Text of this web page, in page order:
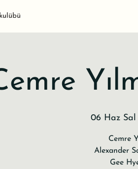
06 Haz Sal
Cemre
Alexander
Gee